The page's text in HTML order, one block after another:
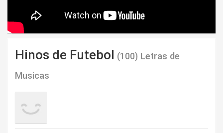
Hinos de Futebol (100) Letras de
Musicas